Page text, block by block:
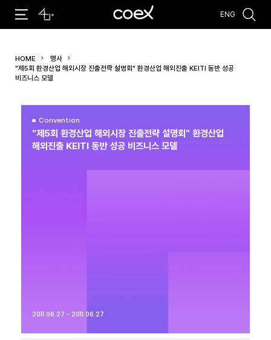
#코엑스 전시
#컨퍼런스
ENG
HOME
행사
"제5회 환경산업 해외시장 진출전략 설명회" 환경산업 해외진출 KEITI 동반 성공
비즈니스 모델
Convention
"제5회 환경산업 해외시장 진출전략 설명회" 환경산업
해외진출 KEITI 동반 성공 비즈니스 모델
2011.06.27 - 2011.06.27